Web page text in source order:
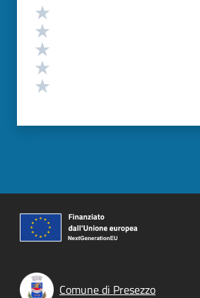
Valutazione
Comune di Presezzo